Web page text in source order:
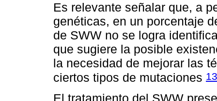
Es relevante señalar que, a
genéticas, en un porcentaje
de SWW no se logra
que sugiere la posible
la necesidad de mejorar las
ciertos tipos de mutaciones 13
El tratamiento del SWW